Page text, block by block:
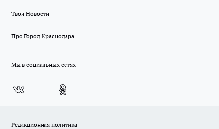
Твои Новости
Про Город Краснодара
Мы в социальных сетях
Редакционная политика